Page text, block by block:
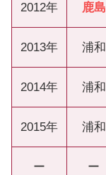
2012年 鹿島
2013年 浦和
2014年 浦和
2015年 浦和
ー ー